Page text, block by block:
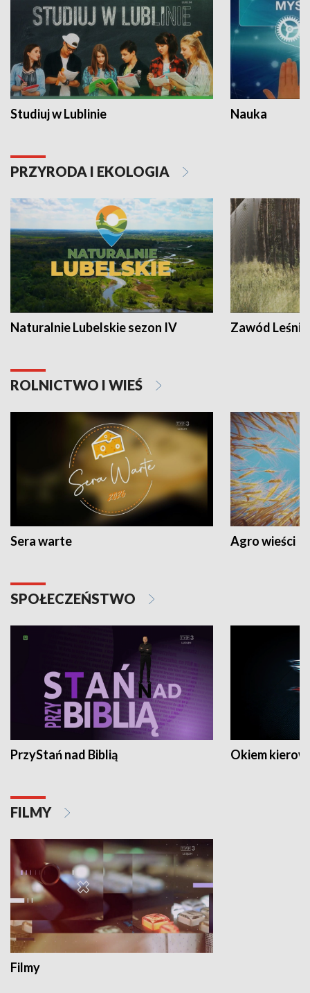
Studiuj w Lublinie Nauka
PRZYRODA I EKOLOGIA
Naturalnie Lubelskie sezon IV Zawód Leśnik
ROLNICTWO I WIEŚ
Sera warte Agro wieści
SPOŁECZEŃSTWO
PrzyStań nad Biblią Okiem
FILMY
Filmy